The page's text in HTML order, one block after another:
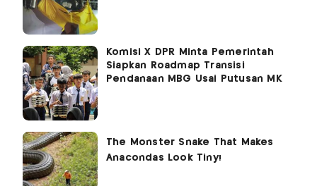
Komisi X DPR Minta Pemerintah
Siapkan Roadmap Transisi
Pendanaan MBG Usai Putusan MK